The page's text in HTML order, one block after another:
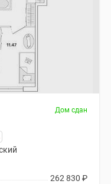
Дом сдан
262 830 ₽